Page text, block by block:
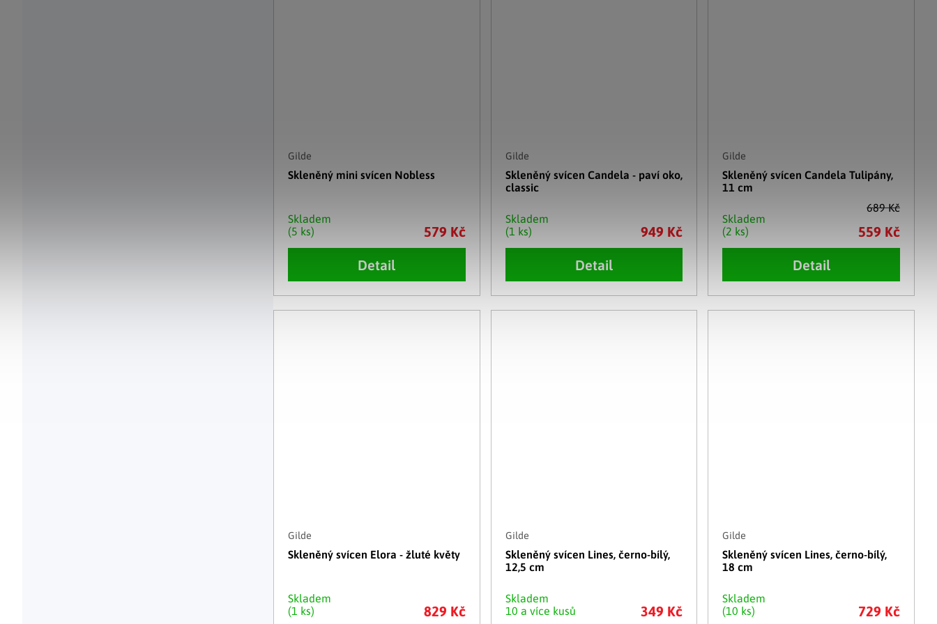
Gilde
Skleněný mini svícen Nobless
Skladem
(5 ks)
579 Kč
Detail
Gilde
Skleněný svícen Candela - paví oko,
classic
Skladem
(1 ks)
949 Kč
Detail
689 Kč
Gilde
Skleněný svícen Candela Tulipány,
11 cm
Skladem
(2 ks)
559 Kč
Detail
Gilde
Skleněný svícen Elora - žluté květy
Skladem
(1 ks)
829 Kč
Gilde
Skleněný svícen Lines, černo-bílý,
12,5 cm
Skladem
10 a více kusů
349 Kč
Gilde
Skleněný svícen Lines, černo-bílý,
18 cm
Skladem
(10 ks)
729 Kč